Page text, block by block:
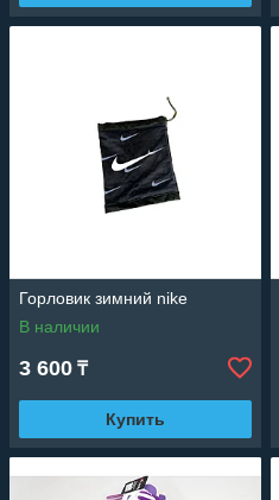
Горловик зимний nike
В наличии
3 600 ₸
Купить